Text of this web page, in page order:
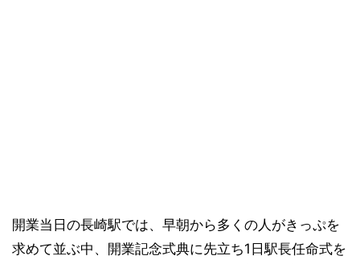
開業当日の長崎駅では、早朝から多くの人がきっぷを
求めて並ぶ中、開業記念式典に先立ち1日駅長任命式を